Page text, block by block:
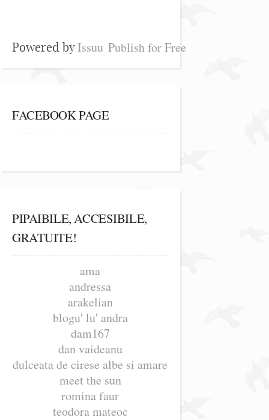
Powered byIssuu Publish for Free
FACEBOOK PAGE
PIPAIBILE, ACCESIBILE,
GRATUITE!
ama
andressa
arakelian
blogu' lu' andra
dam167
dan vaideanu
dulceata de cirese albe si amare
meet the sun
romina faur
teodora mateoc